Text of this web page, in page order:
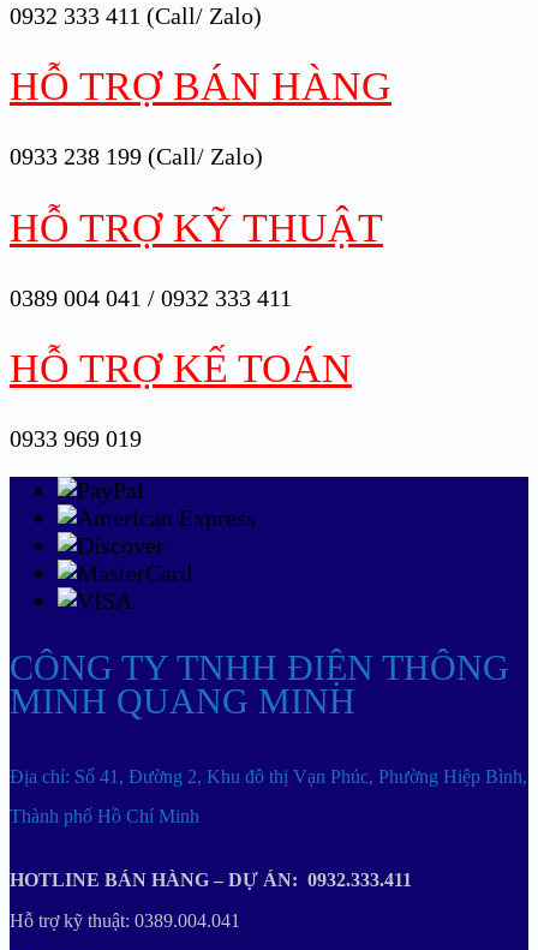
0932 333 411 (Call/ Zalo)
HỖ TRỢ BÁN HÀNG
0933 238 199 (Call/ Zalo)
HỖ TRỢ KỸ THUẬT
0389 004 041 / 0932 333 411
HỖ TRỢ KẾ TOÁN
0933 969 019
CÔNG TY TNHH ĐIỆN THÔNG
MINH QUANG MINH
Địa chỉ: Số 41, Đường 2, Khu đô thị Vạn Phúc, Phường Hiệp Bình,
Thành phố Hồ Chí Minh
HOTLINE BÁN HÀNG – DỰ ÁN: 0932.333.411
Hỗ trợ kỹ thuật: 0389.004.041